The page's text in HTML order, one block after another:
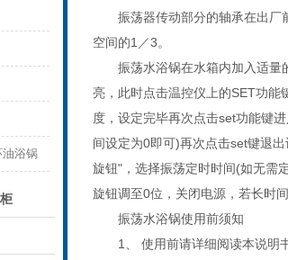
油浴锅
振荡器传动部分的轴承在出厂前
空间的1／3。
振荡水浴锅在水箱内加入适量的
亮，此时点击温控仪上的SET功
度，设定完毕再次点击set功能键
间设定为0即可)再次点击set键退
旋钮"，选择振荡定时时间(如无需
旋钮调至0位，关闭电源，若长时
振荡水浴锅使用前须知
1、 使用前请详细阅读本说明书